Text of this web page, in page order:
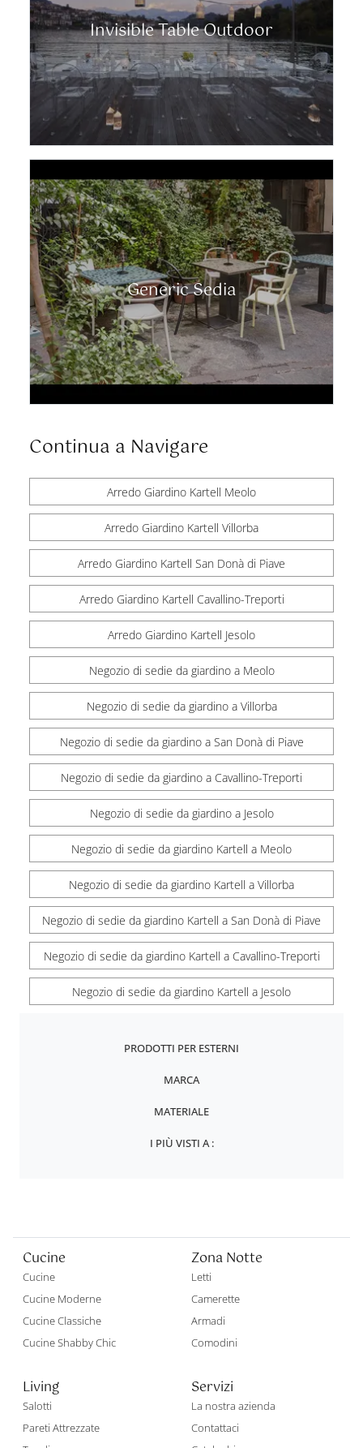
Invisible Table Outdoor
Generic Sedia
Continua a Navigare
Arredo Giardino Kartell Meolo
Arredo Giardino Kartell Villorba
Arredo Giardino Kartell San Donà di Piave
Arredo Giardino Kartell Cavallino-Treporti
Arredo Giardino Kartell Jesolo
Negozio di sedie da giardino a Meolo
Negozio di sedie da giardino a Villorba
Negozio di sedie da giardino a San Donà di Piave
Negozio di sedie da giardino a Cavallino-Treporti
Negozio di sedie da giardino a Jesolo
Negozio di sedie da giardino Kartell a Meolo
Negozio di sedie da giardino Kartell a Villorba
Negozio di sedie da giardino Kartell a San Donà di Piave
Negozio di sedie da giardino Kartell a Cavallino-Treporti
Negozio di sedie da giardino Kartell a Jesolo
PRODOTTI PER ESTERNI
MARCA
MATERIALE
I PIÙ VISTI A :
Cucine
Cucine
Cucine Moderne
Cucine Classiche
Cucine Shabby Chic
Zona Notte
Letti
Camerette
Armadi
Comodini
Living
Salotti
Pareti Attrezzate
Servizi
La nostra azienda
Contattaci